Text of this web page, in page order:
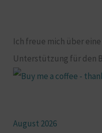
Ich freue mich über
Unterstützung für den
August 2026